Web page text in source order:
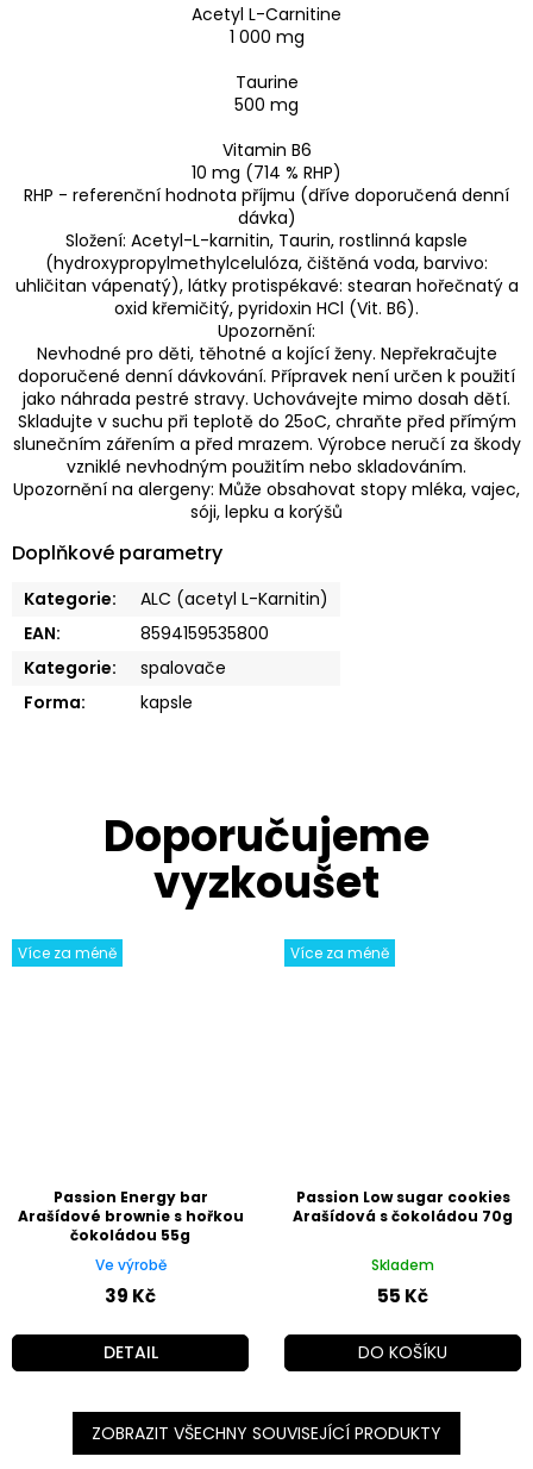
Více za méně
Passion Energy bar
Arašídové brownie s hořkou
čokoládou 55g
Ve výrobě
39 Kč
DETAIL
Více za méně
Passion Low sugar cookies
Arašídová s čokoládou 70g
Skladem
55 Kč
DO KOŠÍKU
ZOBRAZIT VŠECHNY SOUVISEJÍCÍ PRODUKTY
Acetyl L-Carnitine
1 000 mg
Taurine
500 mg
Vitamin B6
10 mg (714 % RHP)
RHP - referenční hodnota příjmu (dříve doporučená denní
dávka)
Složení: Acetyl-L-karnitin, Taurin, rostlinná kapsle
(hydroxypropylmethylcelulóza, čištěná voda, barvivo:
uhličitan vápenatý), látky protispékavé: stearan hořečnatý a
oxid křemičitý, pyridoxin HCl (Vit. B6).
Upozornění:
Nevhodné pro děti, těhotné a kojící ženy. Nepřekračujte
doporučené denní dávkování. Přípravek není určen k použití
jako náhrada pestré stravy. Uchovávejte mimo dosah dětí.
Skladujte v suchu při teplotě do 25oC, chraňte před přímým
slunečním zářením a před mrazem. Výrobce neručí za škody
vzniklé nevhodným použitím nebo skladováním.
Upozornění na alergeny: Může obsahovat stopy mléka, vajec,
sóji, lepku a korýšů
Doplňkové parametry
Kategorie:
ALC (acetyl L-Karnitin)
EAN:
8594159535800
Kategorie:
spalovače
Forma: kapsle